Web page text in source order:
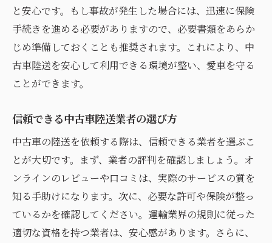
車両追跡機能の活用で輸送の安全性を高め
る
不測の事態に備えるための事前準備
信頼できる陸送業者のセキュリティ基準
輸送中の盗難防止対策
と安心です。もし事故が発生した場合には、迅速に保険
手続きを進める必要がありますので、必要書類をあらか
じめ準備しておくことも推奨されます。これにより、中
古車陸送を安心して利用できる環境が整い、愛車を守る
ことができます。
信頼できる中古車陸送業者の選び方
中古車の陸送を依頼する際は、信頼できる業者を選ぶこ
とが大切です。まず、業者の評判を確認しましょう。オ
ンラインのレビューや口コミは、実際のサービスの質を
知る手助けになります。次に、必要な許可や保険が整っ
ているかを確認してください。運輸業界の規則に従った
適切な資格を持つ業者は、安心感があります。さらに、